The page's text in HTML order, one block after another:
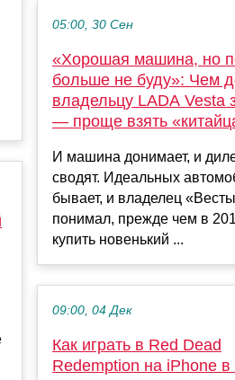
05:00, 30 Сен
«Хорошая машина, но
больше не буду»: Чем
владельцу LADA Vesta
— проще взять
И машина донимает, и
сводят. Идеальных
бывает, и владелец
понимал, прежде чем в
купить новенький ...
09:00, 04 Дек
Как играть в Red Dead
Redemption на iPhone в